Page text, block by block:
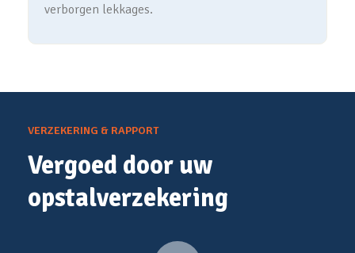
verborgen lekkages.
VERZEKERING & RAPPORT
Vergoed door uw
opstalverzekering